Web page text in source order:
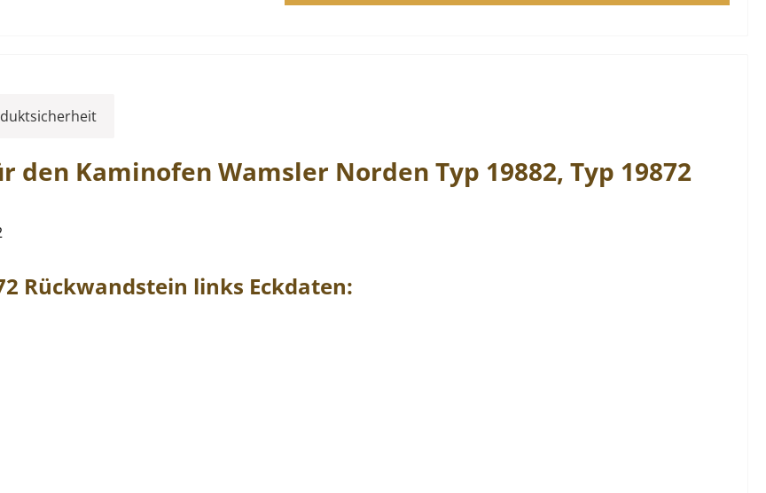
den Kaminofen Wamsler Norden Typ 19882, Typ 19872
Rückwandstein links Eckdaten: